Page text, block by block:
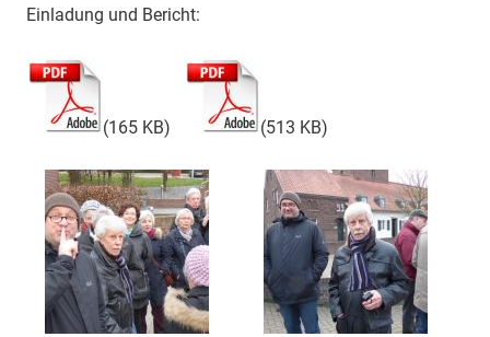
Einladung und Bericht:
(165 KB) (513 KB)